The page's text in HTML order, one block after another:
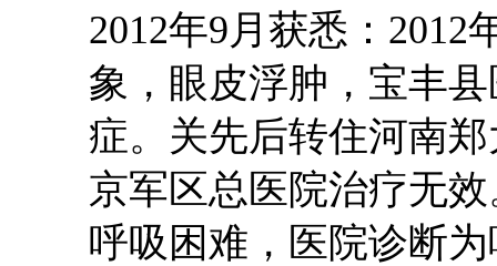
2012年9月获悉：2012
象，眼皮浮肿，宝丰
症。 关先后转住河南郑
京军区总医院治疗无效
呼吸困难，医院诊断